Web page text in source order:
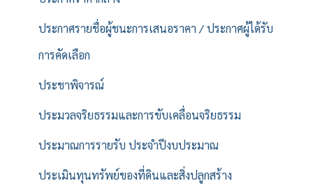
ประกาศรายชื่อผู้ชนะการเสนอราคา / ประกาศผู้ได้รับ
การคัดเลือก
ประชาพิจารณ์
ประมวลจริยธรรมและการขับเคลื่อนจริยธรรม
ประมาณการรายรับ ประจำปีงบประมาณ
ประเมินทุนทรัพย์ของที่ดินและสิ่งปลูกสร้าง